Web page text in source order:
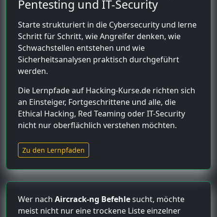
Pentesting und IT-Security
Starte strukturiert in die Cybersecurity und lerne
Schritt für Schritt, wie Angreifer denken, wie
Schwachstellen entstehen und wie
Sicherheitsanalysen praktisch durchgeführt
werden.
Die Lernpfade auf Hacking-Kurse.de richten sich
an Einsteiger, Fortgeschrittene und alle, die
Ethical Hacking, Red Teaming oder IT-Security
nicht nur oberflächlich verstehen möchten.
Zu den Lernpfaden
Wer nach Aircrack-ng Befehlesucht, möchte
meist nicht nur eine trockene Liste einzelner